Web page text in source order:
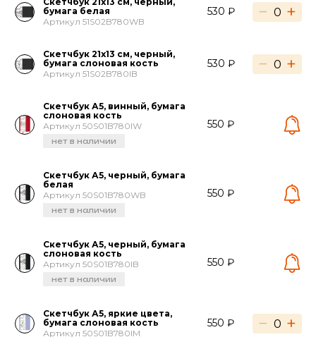
бумага белая
Артикул 51S02B780WB
530 ₽ − +
Скетчбук 21х13 см, черный,
бумага слоновая кость
Артикул 51S02B780IB
530 ₽ − +
Скетчбук А5, винный, бумага
слоновая кость
Артикул 50S01B780IW
нет в наличии
550 ₽
Скетчбук А5, черный, бумага
белая
Артикул 50S01B780WB
нет в наличии
550 ₽
Скетчбук А5, черный, бумага
слоновая кость
Артикул 50S01B780IB
нет в наличии
550 ₽
Скетчбук А5, яркие цвета,
бумага слоновая кость
Артикул 50S01B780IM
550 ₽ − +